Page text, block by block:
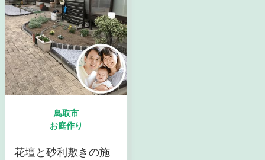
鳥取市
お庭作り
花壇と砂利敷きの施